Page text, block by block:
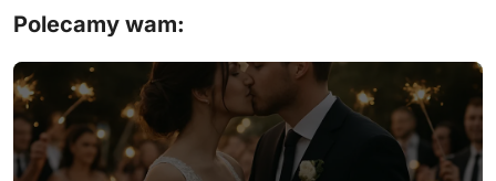
g
a
c
j
Polecamy wam: